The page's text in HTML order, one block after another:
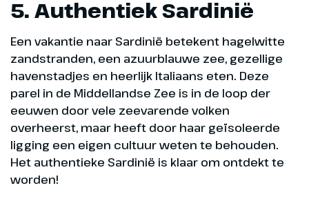
5. Authentiek Sardinië
Een vakantie naar Sardinië betekent hagelwitte
zandstranden, een azuurblauwe zee, gezellige
havenstadjes en heerlijk Italiaans eten. Deze
parel in de Middellandse Zee is in de loop der
eeuwen door vele zeevarende volken
overheerst, maar heeft door haar geïsoleerde
ligging een eigen cultuur weten te behouden.
Het authentieke Sardinië is klaar om ontdekt te
worden!